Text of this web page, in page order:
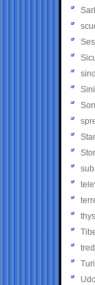
Udc